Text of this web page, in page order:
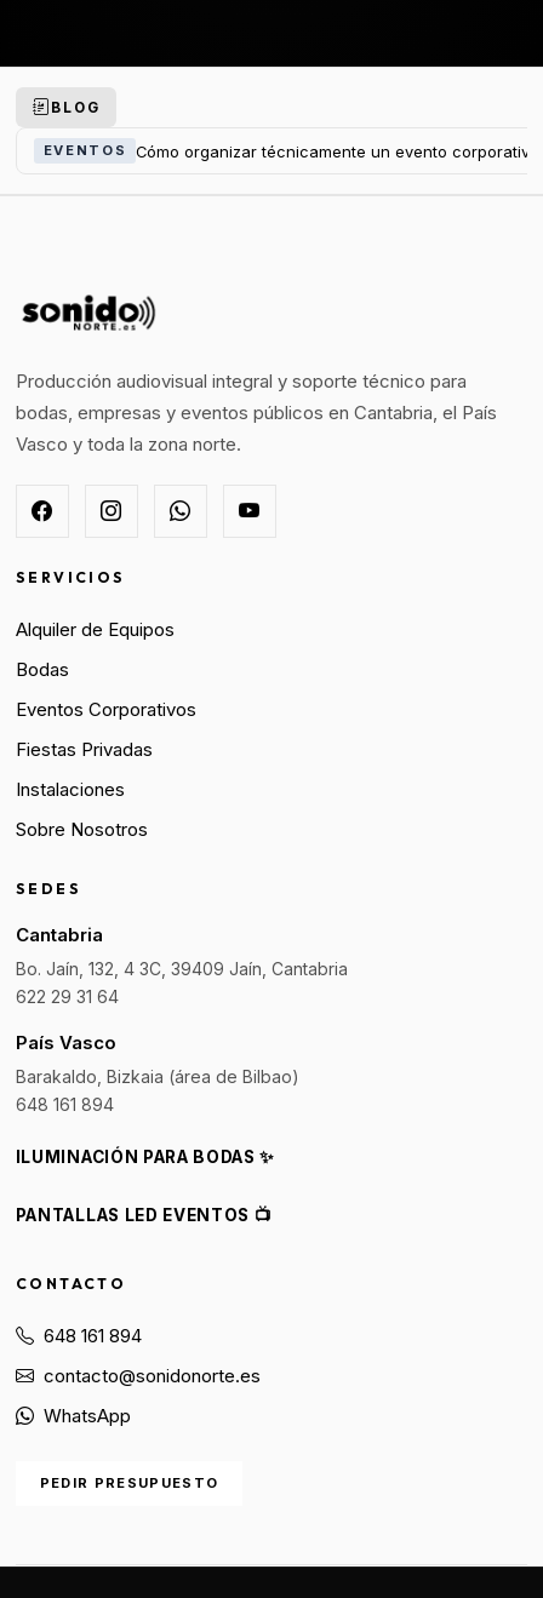
BLOG
EVENTOS Cómo organizar técnicamente un evento
Producción audiovisual integral y soporte técnico para
bodas, empresas y eventos públicos en Cantabria, el País
Vasco y toda la zona norte.
SERVICIOS
Alquiler de Equipos
Bodas
Eventos Corporativos
Fiestas Privadas
Instalaciones
Sobre Nosotros
SEDES
Cantabria
Bo. Jaín, 132, 4 3C, 39409 Jaín, Cantabria
622 29 31 64
País Vasco
Barakaldo, Bizkaia (área de Bilbao)
648 161 894
ILUMINACIÓN PARA BODAS ✨
PANTALLAS LED EVENTOS 📺
CONTACTO
648 161 894
contacto@sonidonorte.es
WhatsApp
PEDIR PRESUPUESTO